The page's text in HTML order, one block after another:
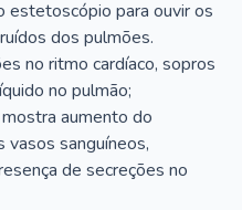
estetoscópio para ouvir os
dos pulmões.
no ritmo cardíaco, sopros
no pulmão;
mostra aumento do
vasos sanguíneos,
de secreções no